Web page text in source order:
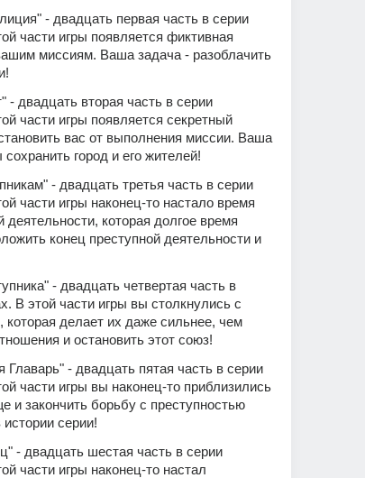
- двадцать первая часть в серии
части игры появляется фиктивная
миссиям. Ваша задача - разоблачить
- двадцать вторая часть в серии
части игры появляется секретный
вас от выполнения миссии. Ваша
город и его жителей!
- двадцать третья часть в серии
части игры наконец-то настало время
деятельности, которая долгое время
конец преступной деятельности и
- двадцать четвертая часть в
В этой части игры вы столкнулись с
делает их даже сильнее, чем
и остановить этот союз!
Главарь" - двадцать пятая часть в серии
части игры вы наконец-то приблизились
и закончить борьбу с преступностью
серии!
- двадцать шестая часть в серии
части игры наконец-то настал